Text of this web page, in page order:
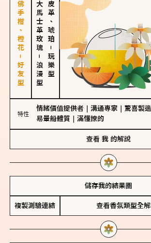
佛手柑、橙花－好友型 大馬士革玫瑰
－
浪漫型
皮革、琥珀
－
玩樂型
特性
情緒價值提供者 溝通專家 驚喜製
易暈船體質
滿懂撩的
查看 我 的解說
儲存我的結果圖
複製測驗連結 查看香氛類型全